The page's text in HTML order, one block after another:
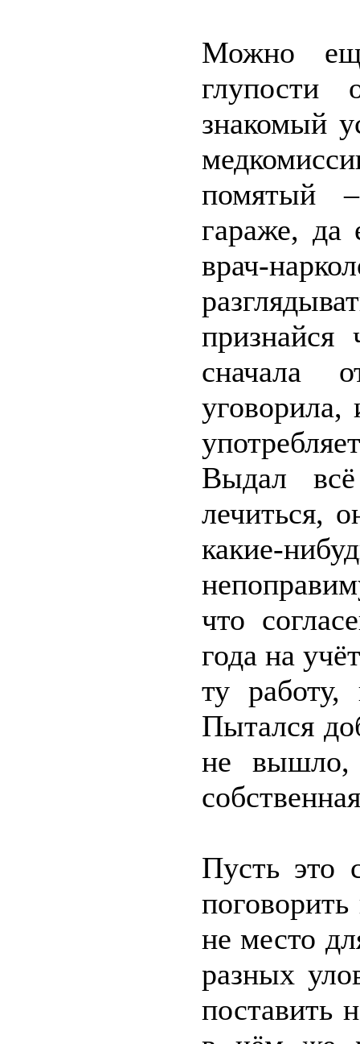
Можно
глупости
знакомый
помятый
гараже, да
врач-
признайся
сначала
уговорила,
Выдал
лечиться,
какие-
что
года на
ту работу,
Пытался
не вышло,
Пусть это
не место
разных
поставить